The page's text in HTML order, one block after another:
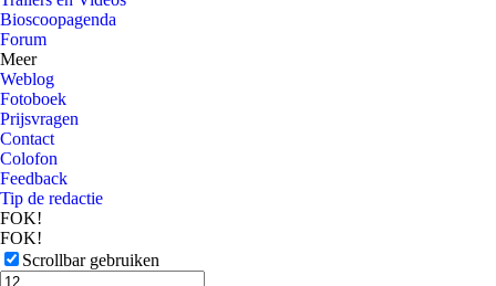
Bioscoopagenda
Forum
Meer
Weblog
Fotoboek
Prijsvragen
Contact
Colofon
Feedback
Tip de redactie
FOK!
FOK!
Scrollbar gebruiken